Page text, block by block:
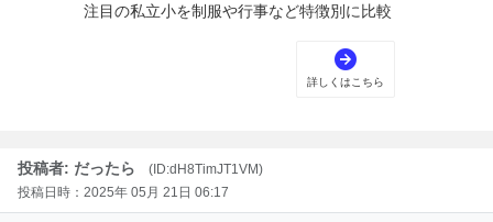
投稿者: だったら
(ID:dH8TimJT1VM)
投稿日時：2025年 05月 21日 06:17